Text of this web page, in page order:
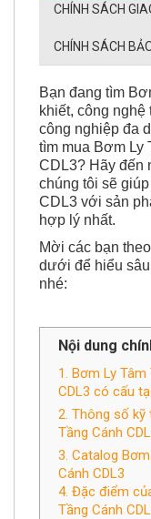
CHÍNH SÁCH
CHÍNH SÁCH
Bạn đang tìm
khiết, công
công nghiệp đa
tìm mua Bơm Ly
CDL3? Hãy đến
chúng tôi sẽ
CDL3 với sản
hợp lý nhất.
Mời các bạn
dưới để hiểu
nhé:
Nội dung
1. Bơm Ly
CDL3 có cấu
2. Thông số
Tầng Cánh
3. Catalog
Cánh CDL3
4. Đặc điểm
Tầng Cánh